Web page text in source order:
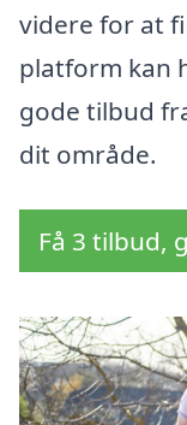
videre for at
platform kan
gode tilbud
dit område.
Få 3 tilbud,